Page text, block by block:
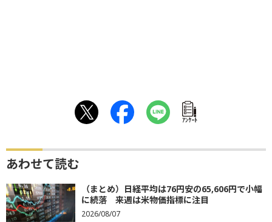
ｱﾝｹｰﾄ
あわせて読む
（まとめ）日経平均は76円安の65,606円で小幅
に続落 来週は米物価指標に注目
2026/08/07